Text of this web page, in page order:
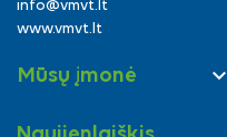
info@vmvt.lt
www.vmvt.lt
Mūsų įmonė 